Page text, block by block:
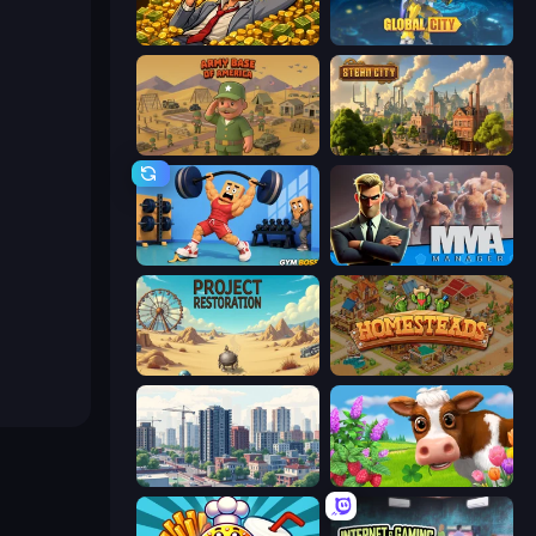
Idle Billionaire Tycoon Global City
Army Base Of America Steam City
Gym Boss MMA Manager 2
Project Restoration Homesteads: Dream Farm
SuperCity 3D Country Life Meadows